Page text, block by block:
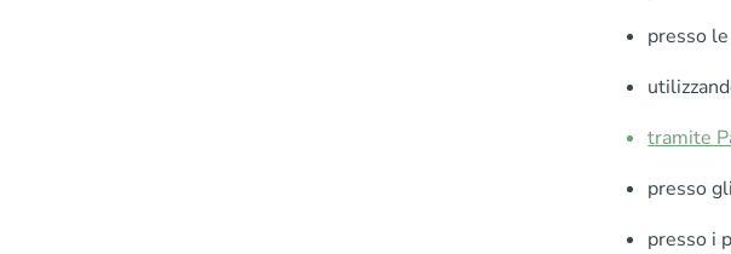
presso
tramite
presso
presso i